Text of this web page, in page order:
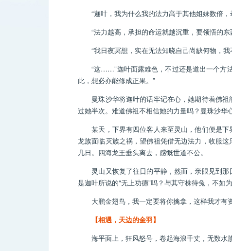
“迦叶，我为什么我的法力高于其他姐妹数倍，
“法力越高，承担的命运就越沉重，要领悟的东
“我日夜冥想，实在无法知晓自己尚缺何物，我
“这……”迦叶面露难色，不过还是道出一个方法
此，想必亦能修成正果。”
曼珠沙华将迦叶的话牢记在心，她期待着佛祖
过她半次。难道佛祖不相信她的力量吗？曼珠沙华
某天，下界有四位客人来至灵山，他们便是下
龙族面临灭族之祸，望佛祖凭借无边法力，收服
几日。四海龙王垂头离去，感慨世道不公。
灵山又恢复了往日的平静，然而，亲眼见到那
是迦叶所说的“无上功德”吗？与其守株待兔，不
大鹏金翅鸟，我一定要将你擒拿，这样我才有
【相遇，天边的金羽】
海平面上，狂风怒号，卷起海浪千丈，无数水